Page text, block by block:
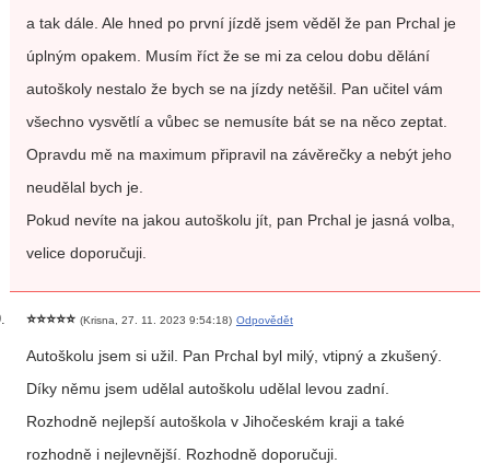
a tak dále. Ale hned po první jízdě jsem věděl že pan Prchal je
úplným opakem. Musím říct že se mi za celou dobu dělání
autoškoly nestalo že bych se na jízdy netěšil. Pan učitel vám
všechno vysvětlí a vůbec se nemusíte bát se na něco zeptat.
Opravdu mě na maximum připravil na závěrečky a nebýt jeho
neudělal bych je.
Pokud nevíte na jakou autoškolu jít, pan Prchal je jasná volba,
velice doporučuji.
⭐⭐⭐⭐⭐ (Krisna, 27. 11. 2023 9:54:18) Odpovědět
Autoškolu jsem si užil. Pan Prchal byl milý, vtipný a zkušený.
Díky němu jsem udělal autoškolu udělal levou zadní.
Rozhodně nejlepší autoškola v Jihočeském kraji a také
rozhodně i nejlevnější. Rozhodně doporučuji.